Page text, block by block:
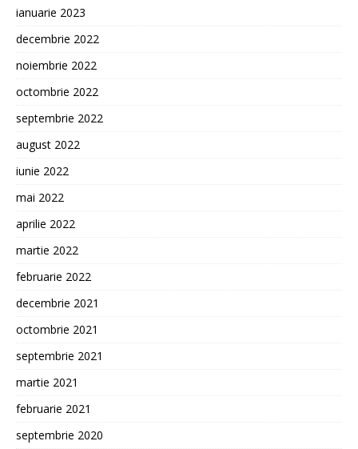
ianuarie 2023
decembrie 2022
noiembrie 2022
octombrie 2022
septembrie 2022
august 2022
iunie 2022
mai 2022
aprilie 2022
martie 2022
februarie 2022
decembrie 2021
octombrie 2021
septembrie 2021
martie 2021
februarie 2021
septembrie 2020